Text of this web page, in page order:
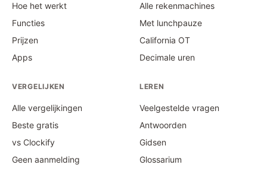
Hoe het werkt
Functies
Prijzen
Apps
Alle rekenmachines
Met lunchpauze
California OT
Decimale uren
VERGELIJKEN
Alle vergelijkingen
Beste gratis
vs Clockify
Geen aanmelding
LEREN
Veelgestelde vragen
Antwoorden
Gidsen
Glossarium